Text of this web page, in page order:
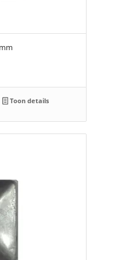
Toon details